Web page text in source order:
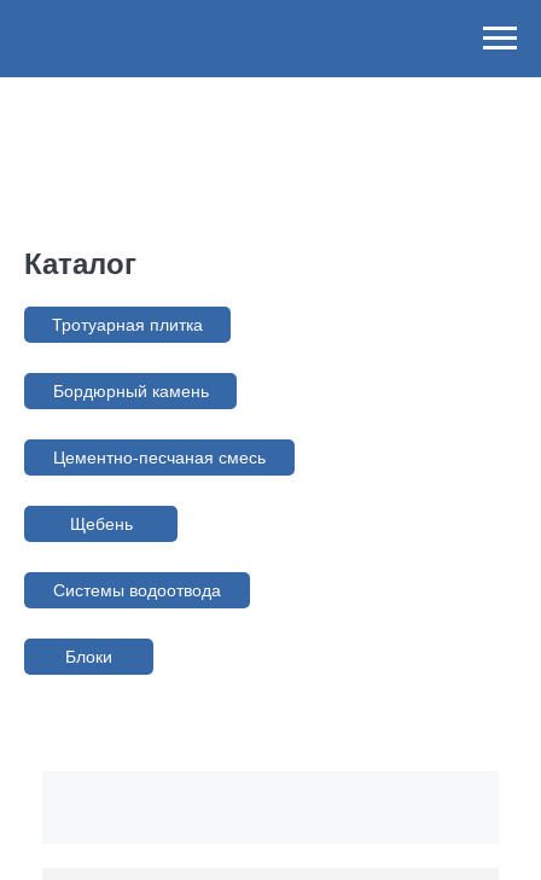
Каталог
Тротуарная плитка
Щебень
Бордюрный камень
Цементно-песчаная смесь
Блоки
Системы водоотвода